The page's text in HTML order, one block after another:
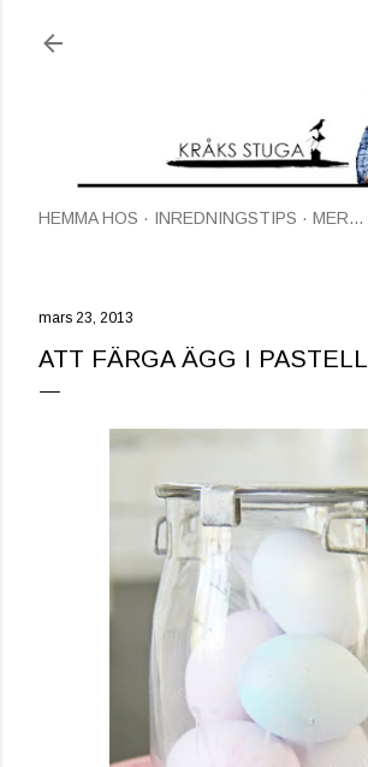
HEMMA HOS INREDNINGSTIPS MER…
mars 23, 2013
ATT FÄRGA ÄGG I PASTELL